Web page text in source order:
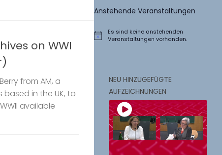
on WWI
from AM, a
in the UK, to
available
Anstehende Veranstaltungen
Hinweis
Es sind keine anstehenden
Veranstaltungen vorhanden.
NEU HINZUGEFÜGTE
AUFZEICHNUNGEN